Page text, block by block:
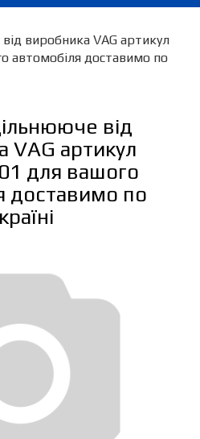
виробника VAG артикул
автомобіля доставимо по
від
VAG артикул
для вашого
доставимо по